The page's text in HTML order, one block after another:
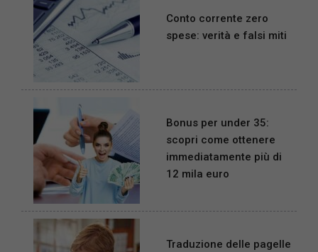
Conto corrente zero
spese: verità e falsi miti
Bonus per under 35:
scopri come ottenere
immediatamente più di
12 mila euro
Traduzione delle pagelle